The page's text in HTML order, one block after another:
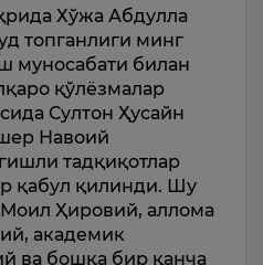
Хўжа Абдулла
топганлиги минг
муносабати билан
қўлёзмалар
Султон Ҳусайн
Навоий
тадқиқот­лар
қабул қилинди. Шу
Моил Ҳировий, аллома
академик
ва бошқа бир қанча